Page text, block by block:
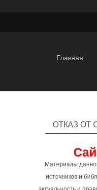
Главная
ОТКАЗ ОТ
Материалы
источников и